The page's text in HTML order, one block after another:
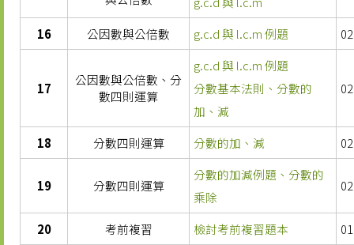
16
公因數與公倍數 g.c.d 與 l.c.m 例題
17
公因數與公倍數、分
數四則運算
g.c.d 與 l.c.m 例題
分數基本法則、分數的
加、減
18 分數四則運算 分數的加、減
19 分數四則運算
分數的加減例題、分數的
乘除
20 考前複習 檢討考前複習題本